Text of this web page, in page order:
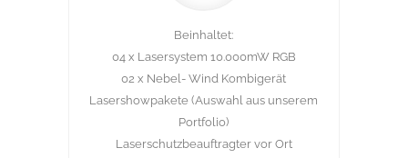
Beinhaltet:
04 x Lasersystem 10.000mW RGB
02 x Nebel- Wind Kombigerät
Lasershowpakete (Auswahl aus unserem
Portfolio)
Laserschutzbeauftragter vor Ort